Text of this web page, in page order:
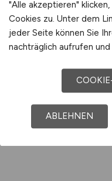
"Alle akzeptieren"
Cookies zu. Unter dem
jeder Seite können Sie
nachträglich aufrufen und
ABLEHNEN